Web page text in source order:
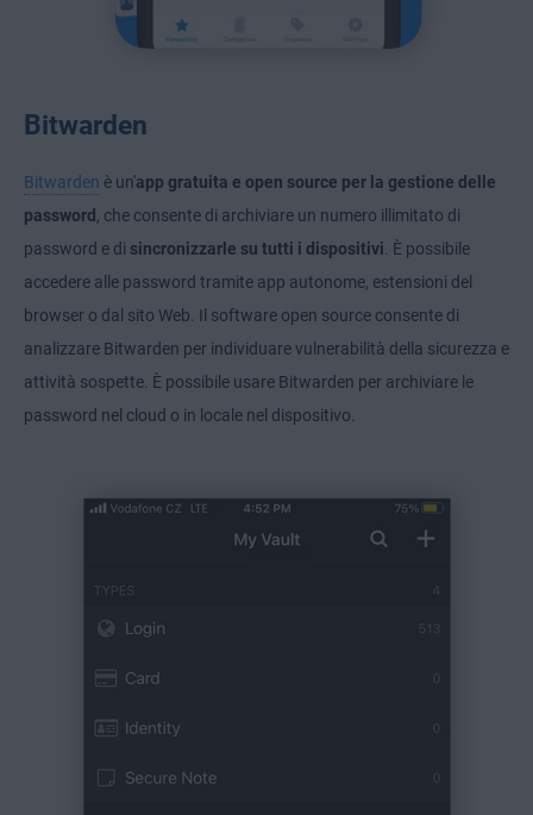
Bitwarden
Bitwarden è un'app gratuita e open source per la gestione delle
password , che consente di archiviare un numero illimitato di
password e di sincronizzarle su tutti i dispositivi. È possibile
accedere alle password tramite app autonome, estensioni del
browser o dal sito Web. Il software open source consente di
analizzare Bitwarden per individuare vulnerabilità della sicurezza e
attività sospette. È possibile usare Bitwarden per archiviare le
password nel cloud o in locale nel dispositivo.